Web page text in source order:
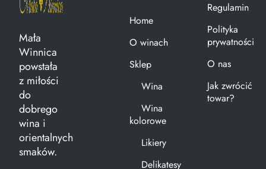
Mała
Winnica
powstała
z miłości
do
dobrego
wina i
orientalnych
smaków.
Home
O winach
Sklep
Wina
Wina
kolorowe
Likiery
Delikatesy
Regulamin
Polityka
prywatności
O nas
Jak zwrócić
towar?